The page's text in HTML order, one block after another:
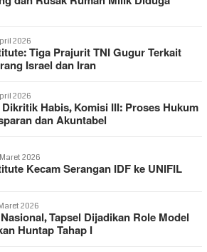
2026
Tiga Prajurit TNI Gugur Terkait
Israel dan Iran
2026
Habis, Komisi III: Proses Hukum
dan Akuntabel
2026
Kecam Serangan IDF ke UNIFIL
2026
Tapsel Dijadikan Role Model
Huntap Tahap I